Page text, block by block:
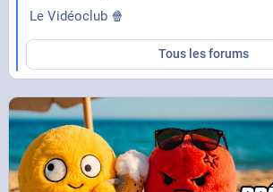
Le Vidéoclub 🍿
Tous les forums